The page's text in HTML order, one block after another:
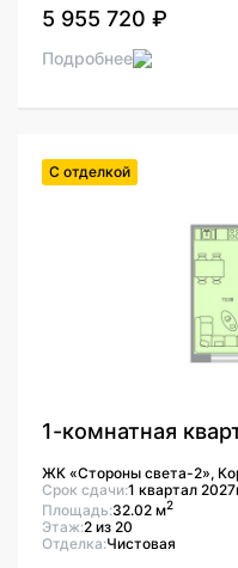
5 955 720 ₽
Подробнее
С отделкой
1-комнатная
ЖК «Стороны света-2»,
Срок сдачи:1 квартал
Площадь:32.02 м2
Этаж:2 из 20
Отделка:Чистовая